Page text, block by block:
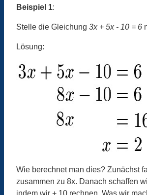
Beispiel 1:
Stelle die Gleichung 3x + 5x - 10 = 6
Lösung:
Wie berechnet man dies? Zunächst
zusammen zu 8x. Danach schaffen
indem wir + 10 rechnen. Was wir